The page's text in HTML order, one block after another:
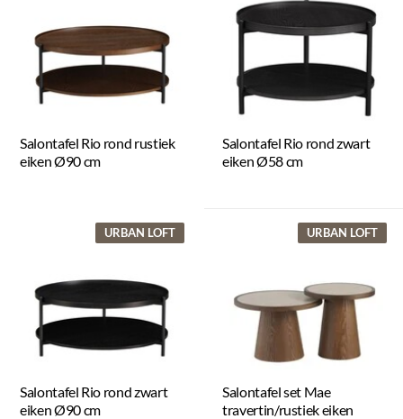
Salontafel Rio rond rustiek
eiken Ø90 cm
Salontafel Rio rond zwart
eiken Ø58 cm
Salontafel Rio rond zwart
eiken Ø90 cm
URBAN LOFT
Salontafel set Mae
travertin/rustiek eiken
URBAN LOFT